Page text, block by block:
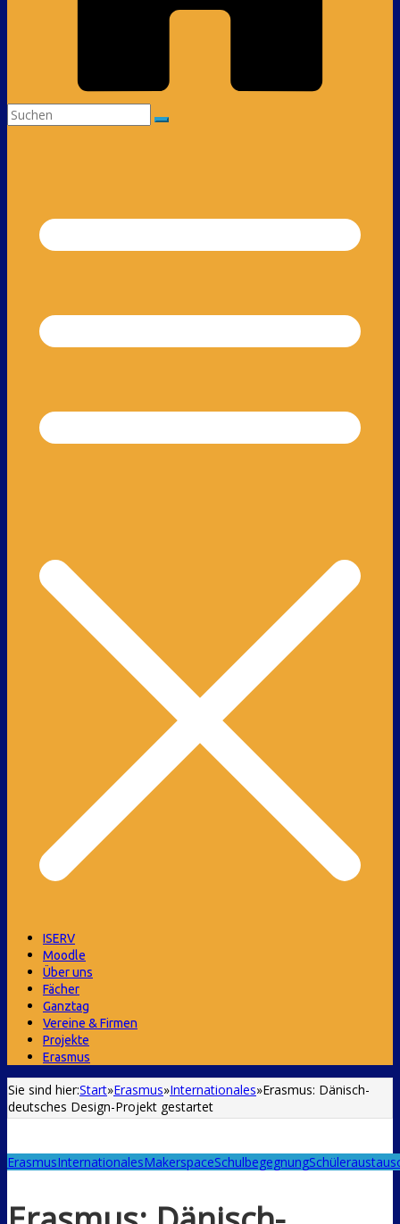
ISERV
Moodle
Über uns
Fächer
Ganztag
Vereine & Firmen
Projekte
Erasmus
Sie sind hier:Start»Erasmus»Internationales»Erasmus: Dänisch-
deutsches Design-Projekt gestartet
ErasmusInternationalesMakerspaceSchulbegegnung